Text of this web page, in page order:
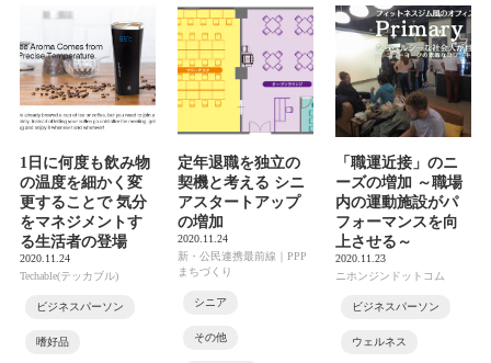
1日に何度も飲み物
の温度を細かく変
更することで 気分
をマネジメントす
る生活者の登場
2020.11.24
Techable(テッカブル)
ビジネスパーソン
嗜好品
定年退職を独立の
契機と考える シニ
アスタートアップ
の増加
2020.11.24
新・公民連携最前線｜PPP
まちづくり
シニア
その他
「職運近接」のニ
ーズの増加 ～職場
内の運動施設がパ
フォーマンスを向
上させる～
2020.11.23
ニホンジンドットコム
ビジネスパーソン
ウェルネス